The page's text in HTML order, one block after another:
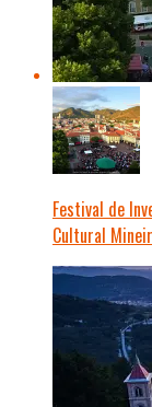
Festival de
Cultural